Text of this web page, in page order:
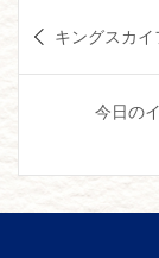
稿
ゲ
ー
キングスカイ
今日の